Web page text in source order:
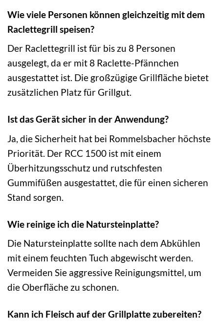
Wie viele Personen können gleichzeitig mit dem
Raclettegrill speisen?
Der Raclettegrill ist für bis zu 8 Personen
ausgelegt, da er mit 8 Raclette-Pfännchen
ausgestattet ist. Die großzügige Grillfläche bietet
zusätzlichen Platz für Grillgut.
Ist das Gerät sicher in der Anwendung?
Ja, die Sicherheit hat bei Rommelsbacher höchste
Priorität. Der RCC 1500 ist mit einem
Überhitzungsschutz und rutschfesten
Gummifüßen ausgestattet, die für einen sicheren
Stand sorgen.
Wie reinige ich die Natursteinplatte?
Die Natursteinplatte sollte nach dem Abkühlen
mit einem feuchten Tuch abgewischt werden.
Vermeiden Sie aggressive Reinigungsmittel, um
die Oberfläche zu schonen.
Kann ich Fleisch auf der Grillplatte zubereiten?